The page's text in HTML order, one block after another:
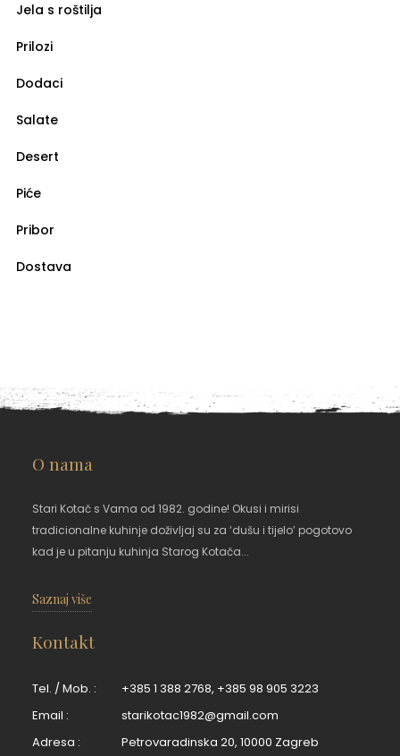
Jela s roštilja
Prilozi
Dodaci
Salate
Desert
Piće
Pribor
Dostava
O nama
Stari Kotač s Vama od 1982. godine! Okusi i mirisi
tradicionalne kuhinje doživljaj su za ‘dušu i tijelo’ pogotovo
kad je u pitanju kuhinja Starog Kotača...
Saznaj više
Kontakt
Tel. / Mob. : +385 1 388 2768, +385 98 905 3223
Email :
starikotac1982@gmail.com
Adresa :
Petrovaradinska 20, 10000 Zagreb